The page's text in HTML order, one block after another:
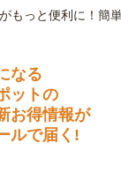
なる
ットの
お得情報が
ルで届く!